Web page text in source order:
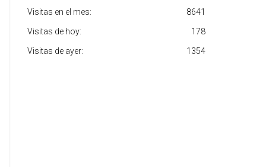
8641
Visitas en el mes:
178
Visitas de hoy:
1354
Visitas de ayer: